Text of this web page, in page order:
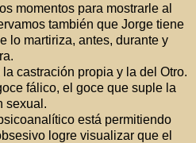
momentos para mostrarle al
también que Jorge tiene
lo martiriza, antes, durante y
castración propia y la del Otro.
fálico, el goce que suple la
sexual.
está permitiendo
logre visualizar que el